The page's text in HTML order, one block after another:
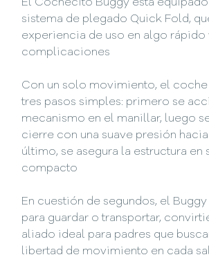
El Cochecito Buggy está
sistema de plegado Quick Fold,
experiencia de uso en algo rápido
complicaciones
Con un solo movimiento, el coche
tres pasos simples: primero se
mecanismo en el manillar, luego
cierre con una suave presión
último, se asegura la estructura en
compacto
En cuestión de segundos, el
para guardar o transportar,
aliado ideal para padres que
libertad de movimiento en cada